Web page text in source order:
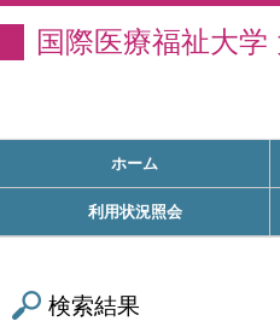
国際医療福祉大
ホーム
利用状況照会
検索結果